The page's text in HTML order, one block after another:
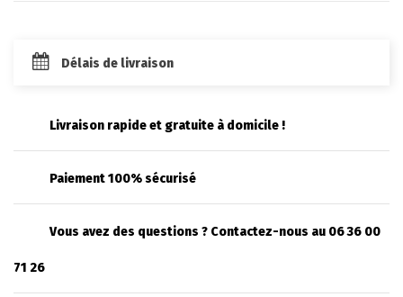
Délais de livraison
Livraison rapide et gratuite à domicile !
Paiement 100% sécurisé
Vous avez des questions ? Contactez-nous au 06 36 00
71 26